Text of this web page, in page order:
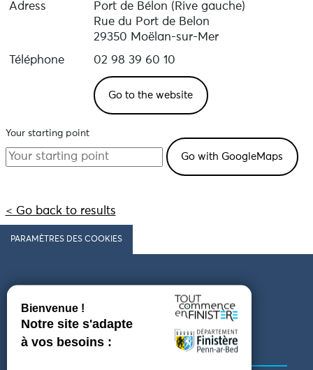
Adress
Port de Bélon (Rive gauche)
Rue du Port de Belon
29350 Moëlan-sur-Mer
Téléphone
02 98 39 60 10
Go to the website
Your starting point
< Go back to results
PARAMÈTRES DES COOKIES
Follow us